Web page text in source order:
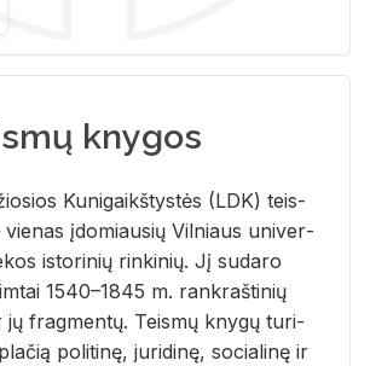
knygos
Ku­ni­gaikš­tys­tės (LDK) teis­
vie­nas įdo­miau­sių Vil­niaus uni­ver­
is­to­ri­nių rin­ki­nių. Jį su­da­ro
1540–1845 m. rank­raš­ti­nių
jų frag­men­tų. Teis­mų kny­gų tu­ri­
po­li­ti­nę, ju­ri­di­nę, so­cia­li­nę ir